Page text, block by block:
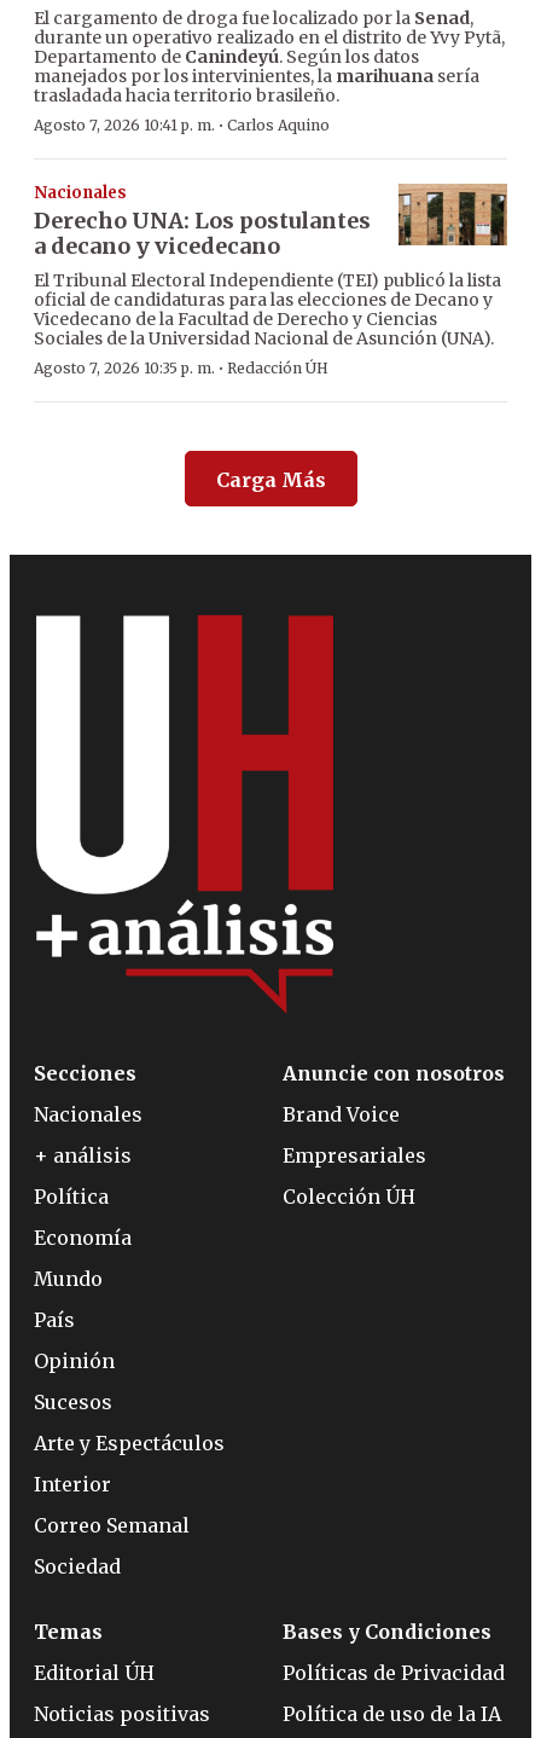
El cargamento de droga fue localizado por la Senad,
durante un operativo realizado en el distrito de Yvy Pytã,
Departamento de Canindeyú. Según los datos
manejados por los intervinientes, la marihuana sería
trasladada hacia territorio brasileño.
Agosto 7, 2026 10:41 p. m. · Carlos Aquino
Nacionales
Derecho UNA: Los postulantes
a decano y vicedecano
El Tribunal Electoral Independiente (TEI) publicó la lista
oficial de candidaturas para las elecciones de Decano y
Vicedecano de la Facultad de Derecho y Ciencias
Sociales de la Universidad Nacional de Asunción (UNA).
Agosto 7, 2026 10:35 p. m. · Redacción ÚH
Carga Más
Secciones
Nacionales
+ análisis
Política
Economía
Mundo
País
Opinión
Sucesos
Arte y Espectáculos
Interior
Correo Semanal
Sociedad
Anuncie con nosotros
Brand Voice
Empresariales
Colección ÚH
Temas
Editorial ÚH
Noticias positivas
Bases y Condiciones
Políticas de Privacidad
Política de uso de la IA